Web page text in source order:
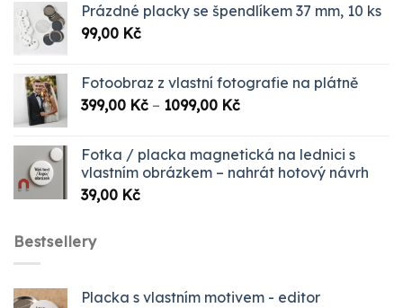
byla:
je:
Prázdné placky se špendlíkem 37 mm, 10 ks
99,00 Kč
Fotoobraz z vlastní fotografie na plátně
399,00 Kč – 1099,00 KčRozpětí
až
1099,00 Kč
Fotka / placka magnetická na lednici s
vlastním obrázkem – nahrát hotový návrh
39,00 Kč
Bestsellery
Placka s vlastním motivem - editor